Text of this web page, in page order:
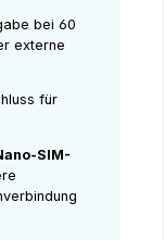
bei 60
externe
für
SIM-